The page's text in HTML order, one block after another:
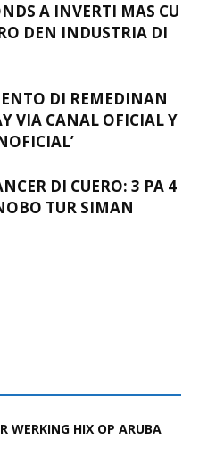
A INVERTI MAS CU
DEN INDUSTRIA DI
DI REMEDINAN
VIA CANAL OFICIAL Y
DI CUERO: 3 PA 4
TUR SIMAN
WERKING HIX OP ARUBA